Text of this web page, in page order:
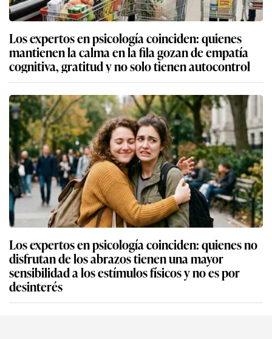
Los expertos en psicología coinciden: quienes
mantienen la calma en la fila gozan de empatía
cognitiva, gratitud y no solo tienen autocontrol
Los expertos en psicología coinciden: quienes no
disfrutan de los abrazos tienen una mayor
sensibilidad a los estímulos físicos y no es por
desinterés